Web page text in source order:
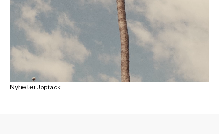
NyheterUpptäck